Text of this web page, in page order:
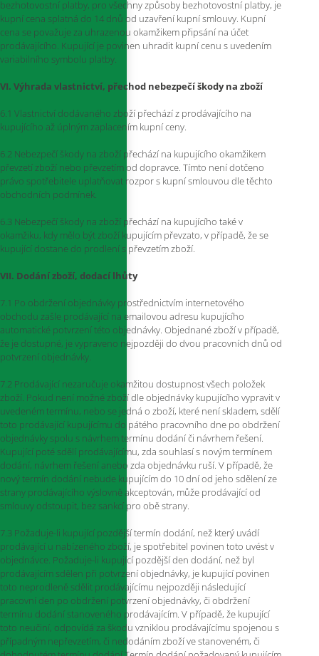
bezhotovostní platby, pro všechny způsoby bezhotovostní platby, je
kupní cena splatná do 14 dnů od uzavření kupní smlouvy. Kupní
cena se považuje za uhrazenou okamžikem připsání na účet
prodávajícího. Kupující je povinen uhradit kupní cenu s uvedením
variabilního symbolu platby.
VI. Výhrada vlastnictví, přechod nebezpečí škody na zboží
6.1 Vlastnictví dodávaného zboží přechází z prodávajícího na
kupujícího až úplným zaplacením kupní ceny.
6.2 Nebezpečí škody na zboží přechází na kupujícího okamžikem
převzetí zboží nebo převzetím od dopravce. Tímto není dotčeno
právo spotřebitele uplatňovat rozpor s kupní smlouvou dle těchto
obchodních podmínek.
6.3 Nebezpečí škody na zboží přechází na kupujícího také v
okamžiku, kdy mělo být zboží kupujícím převzato, v případě, že se
kupující dostane do prodlení s převzetím zboží.
VII. Dodání zboží, dodací lhůty
7.1 Po obdržení objednávky prostřednictvím internetového
obchodu zašle prodávající na emailovou adresu kupujícího
automatické potvrzení této objednávky. Objednané zboží v případě,
že je dostupné, je vypraveno nejpozději do dvou pracovních dnů od
potvrzení objednávky.
7.2 Prodávající nezaručuje okamžitou dostupnost všech položek
zboží. Pokud není možné zboží dle objednávky kupujícího vypravit v
uvedeném termínu, nebo se jedná o zboží, které není skladem, sdělí
toto prodávající kupujícímu do pátého pracovního dne po obdržení
objednávky spolu s návrhem termínu dodání či návrhem řešení.
Kupující poté sdělí prodávajícímu, zda souhlasí s novým termínem
dodání, návrhem řešení anebo zda objednávku ruší. V případě, že
nový termín dodání nebude kupujícím do 10 dní od jeho sdělení ze
strany prodávajícího výslovně akceptován, může prodávající od
smlouvy odstoupit, bez sankcí pro obě strany.
7.3 Požaduje-li kupující pozdější termín dodání, než který uvádí
prodávající u nabízeného zboží, je spotřebitel povinen toto uvést v
objednávce. Požaduje-li kupující pozdější den dodání, než byl
prodávajícím sdělen při potvrzení objednávky, je kupující povinen
toto neprodleně sdělit prodávajícímu nejpozději následující
pracovní den po obdržení potvrzení objednávky, či obdržení
termínu dodání stanoveného prodávajícím. V případě, že kupující
toto neučiní, odpovídá za škodu vzniklou prodávajícímu spojenou s
případným nepřevzetím, či nedodáním zboží ve stanoveném, či